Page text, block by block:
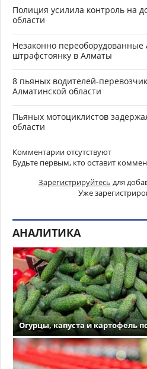
Полиция усилила контроль на
области
Незаконно переоборудованные
штрафстоянку в Алматы
8 пьяных водителей-
Алматинской области
Пьяных мотоциклистов
области
Комментарии отсутствуют
Будьте первым, кто оставит
Зарегистрируйтесь для
Уже
АНАЛИТИКА
Огурцы, капуста и картофель